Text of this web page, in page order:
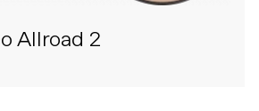
Allroad 2